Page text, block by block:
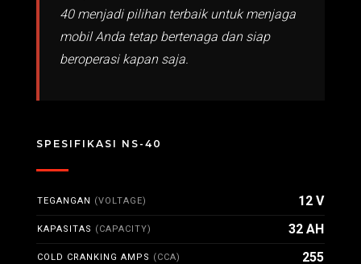
40 menjadi pilihan terbaik untuk menjaga
mobil Anda tetap bertenaga dan siap
beroperasi kapan saja.
SPESIFIKASI NS-40
TEGANGAN (VOLTAGE) 12 V
KAPASITAS (CAPACITY) 32 AH
COLD CRANKING AMPS (CCA) 255